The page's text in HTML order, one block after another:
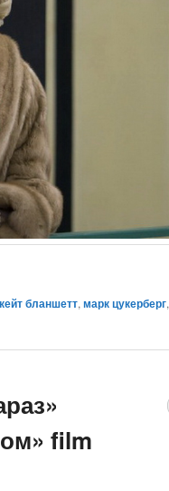
кейт бланшетт,марк цукерберг,
film